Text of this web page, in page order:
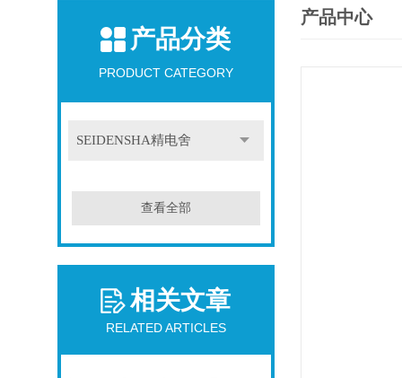
产品分类
PRODUCT CATEGORY
SEIDENSHA精电舍
查看全部
相关文章
RELATED ARTICLES
产品中心